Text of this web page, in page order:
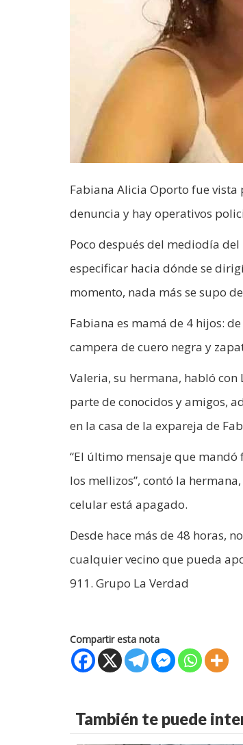
Fabiana Alicia Oporto fue
denuncia y hay operativos
Poco después del mediodía
especificar hacia dónde se
momento, nada más se supo
Fabiana es mamá de 4 hijos:
campera de cuero negra y
Valeria, su hermana, habló con
parte de conocidos y amigos,
en la casa de la expareja de
“El último mensaje que mandó
los mellizos”, contó la
celular está apagado.
Desde hace más de 48 horas,
cualquier vecino que pueda
911. Grupo La Verdad
Compartir esta nota
También te puede